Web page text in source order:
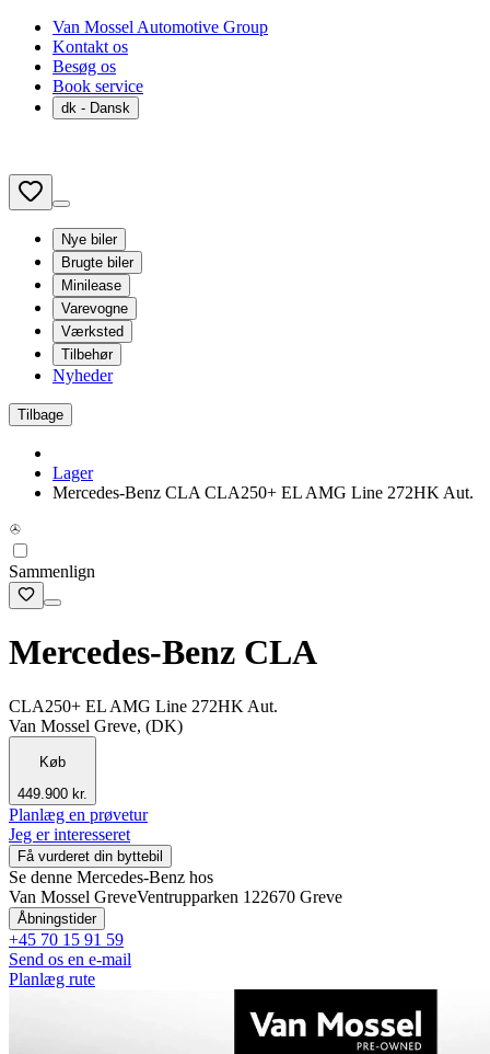
Van Mossel Automotive Group
Kontakt os
Besøg os
Book service
dk - Dansk
Nye biler
Brugte biler
Minilease
Varevogne
Værksted
Tilbehør
Nyheder
Tilbage
Lager
Mercedes-Benz CLA CLA250+ EL AMG Line 272HK Aut.
Sammenlign
Mercedes-Benz CLA
CLA250+ EL AMG Line 272HK Aut.
Van Mossel Greve, (DK)
Køb
449.900 kr.
Planlæg en prøvetur
Jeg er interesseret
Få vurderet din byttebil
Se denne Mercedes-Benz hos
Van Mossel GreveVentrupparken 122670 Greve
Åbningstider
+45 70 15 91 59
Send os en e-mail
Planlæg rute